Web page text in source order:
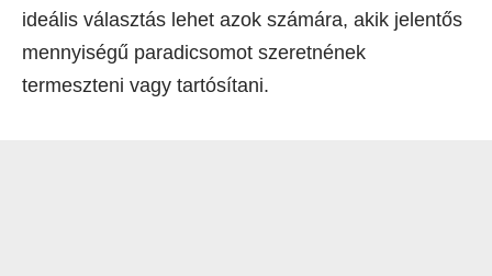
ideális választás lehet azok számára, akik jelentős
mennyiségű paradicsomot szeretnének
termeszteni vagy tartósítani.